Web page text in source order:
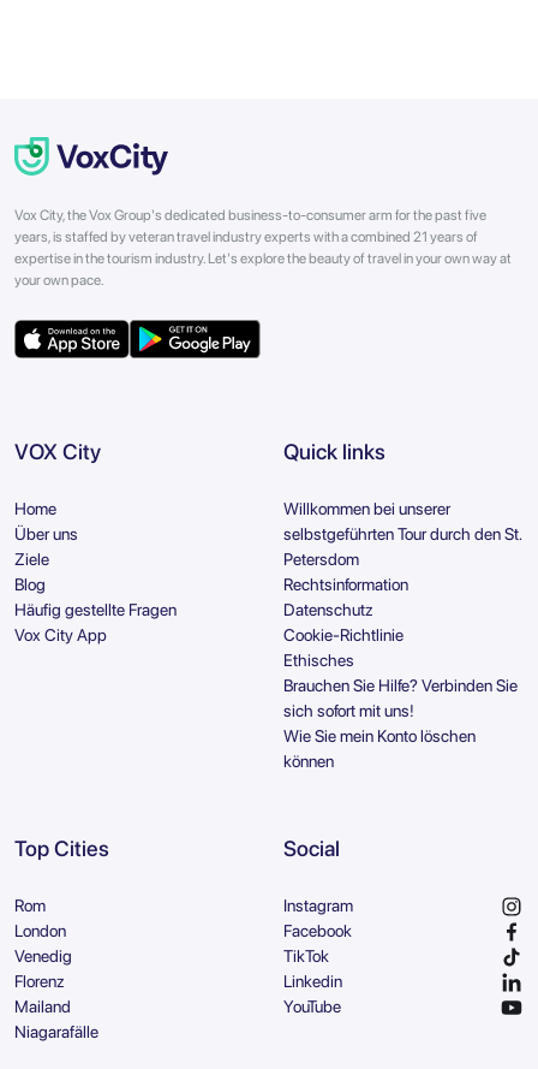
Vox City, the Vox Group's dedicated business-to-consumer arm for the past five
years, is staffed by veteran travel industry experts with a combined 21 years of
expertise in the tourism industry. Let's explore the beauty of travel in your own way at
your own pace.
VOX City
Home
Über uns
Ziele
Blog
Häufig gestellte Fragen
Vox City App
Quick links
Willkommen bei unserer
selbstgeführten Tour durch den St.
Petersdom
Rechtsinformation
Datenschutz
Cookie-Richtlinie
Ethisches
Brauchen Sie Hilfe? Verbinden Sie
sich sofort mit uns!
Wie Sie mein Konto löschen
können
Top Cities
Rom
London
Venedig
Florenz
Mailand
Niagarafälle
Social
Instagram
Facebook
TikTok
Linkedin
YouTube